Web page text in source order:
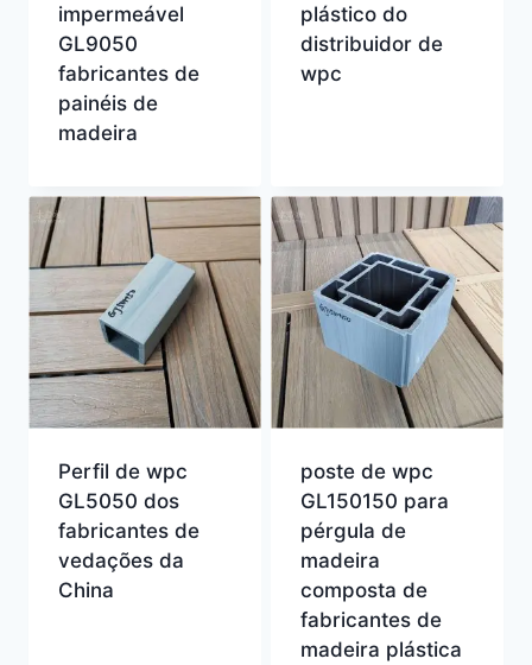
impermeável
GL9050
fabricantes de
painéis de
madeira
plástico do
distribuidor de
wpc
Perfil de wpc
GL5050 dos
fabricantes de
vedações da
China
poste de wpc
GL150150 para
pérgula de
madeira
composta de
fabricantes de
madeira plástica